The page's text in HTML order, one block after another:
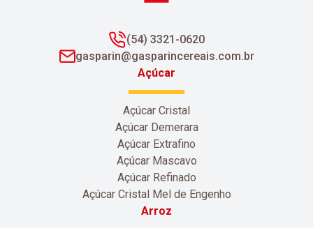
(54) 3321-0620
gasparin@gasparincereais.com.br
Açúcar
Açúcar Cristal
Açúcar Demerara
Açúcar Extrafino
Açúcar Mascavo
Açúcar Refinado
Açúcar Cristal Mel de Engenho
Arroz